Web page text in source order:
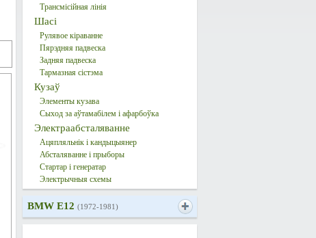
Трансмісійная лінія
Шасі
Рулявое кіраванне
Пярэдняя падвеска
Задняя падвеска
Тармазная сістэма
Кузаў
Элементы кузава
Сыход за аўтамабілем і афарбоўка
Электраабсталяванне
Ацяпляльнік і кандыцыянер
Абсталяванне і прыборы
Стартар і генератар
Электрычныя схемы
BMW E12 (1972-1981)